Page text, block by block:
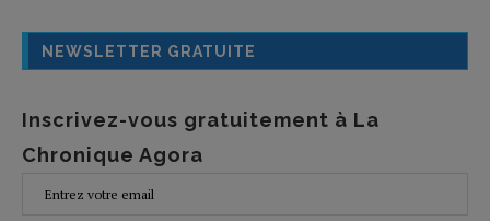
NEWSLETTER GRATUITE
Inscrivez-vous gratuitement à La
Chronique Agora